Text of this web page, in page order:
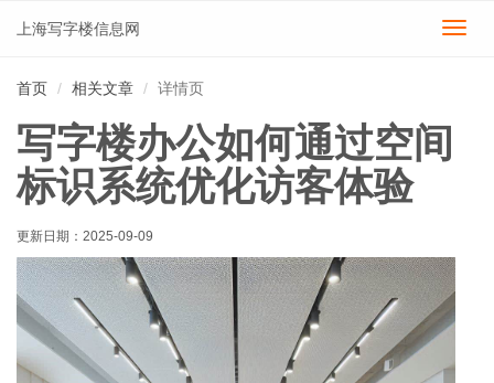
切
上海写字楼信息网
首页 相关文章 详情页
写字楼办公如何通过空间
标识系统优化访客体验
更新日期： 2025-09-09